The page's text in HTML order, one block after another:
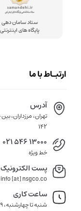
ستاد سامان دهی
پایگاه های اینترنتی
ارتبـاط با ما
آدرس
تهران، مرزداران،
142
021 546 13000
خط ویژه
پست الکترونیک
info [at] nsgco.co
ساعت کاری
شنبه تا چهارشنبه، 9 الی 18